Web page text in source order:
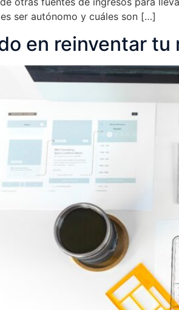
ser autónomo y cuáles son […]
en reinventar tu